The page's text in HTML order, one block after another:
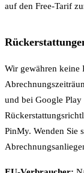
auf den Free-Tarif
Wir gewähren keine
und bei Google
PinMy. Wenden Sie